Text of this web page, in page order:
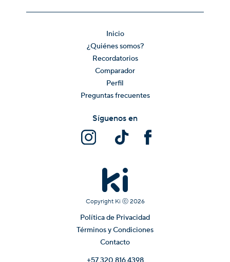
Inicio
¿Quiénes somos?
Recordatorios
Comparador
Perfil
Preguntas frecuentes
Copyright Ki ⓒ 2026
Política de Privacidad
Términos y Condiciones
Contacto
Síguenos en